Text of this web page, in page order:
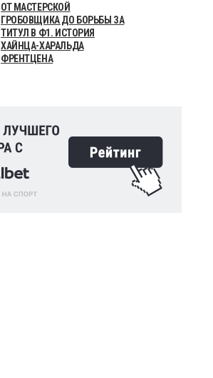
ОТ МАСТЕРСКОЙ
ГРОБОВЩИКА ДО БОРЬБЫ ЗА
ТИТУЛ В Ф1. ИСТОРИЯ
ХАЙНЦА-ХАРАЛЬДА
ФРЕНТЦЕНА